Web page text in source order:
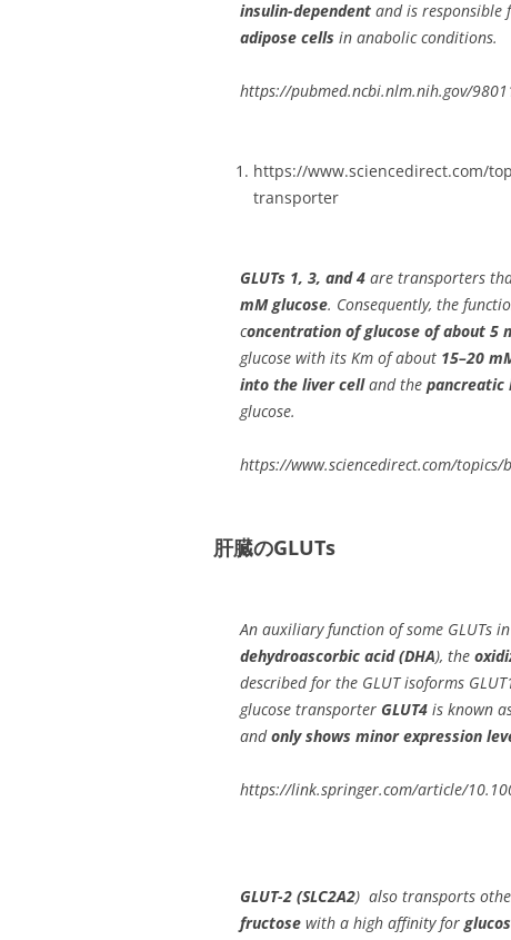
insulin-dependent and is
adipose cells in anabolic conditions.
https://pubmed.ncbi.nlm.nih.gov/
https://www.sciencedirect.com/
transporter
GLUTs 1, 3, and 4 are transporters
mM glucose. Consequently, the
concentration of glucose of about 5
glucose with its Km of about 15–20
into the liver celland the pancreatic
glucose.
https://www.sciencedirect.com/
肝臓のGLUTs
An auxiliary function of some GLUTs
dehydroascorbic acid (DHA), the
described for the GLUT isoforms
glucose transporter GLUT4 is known
andonly shows minor expression
https://link.springer.com/article/
GLUT-2 (SLC2A2) also transports
fructose with a high affinity for